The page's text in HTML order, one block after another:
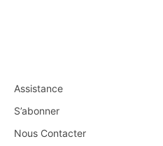
Assistance
S’abonner
Nous Contacter